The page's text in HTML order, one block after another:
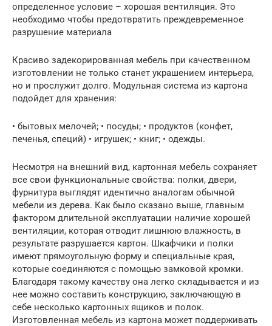
определенное условие – хорошая вентиляция. Это
необходимо чтобы предотвратить преждевременное
разрушение материала
Красиво задекорированная мебель при качественном
изготовлении не только станет украшением интерьера,
но и прослужит долго. Модульная система из картона
подойдет для хранения:
• бытовых мелочей; • посуды; • продуктов (конфет,
печенья, специй) • игрушек; • книг; • одежды.
Несмотря на внешний вид, картонная мебель сохраняет
все свои функциональные свойства: полки, двери,
фурнитура выглядят идентично аналогам обычной
мебели из дерева. Как было сказано выше, главным
фактором длительной эксплуатации наличие хорошей
вентиляции, которая отводит лишнюю влажность, в
результате разрушается картон. Шкафчики и полки
имеют прямоугольную форму и специальные края,
которые соединяются с помощью замковой кромки.
Благодаря такому качеству она легко складывается и из
нее можно составить конструкцию, заключающую в
себе несколько картонных ящиков и полок.
Изготовленная мебель из картона может поддерживать